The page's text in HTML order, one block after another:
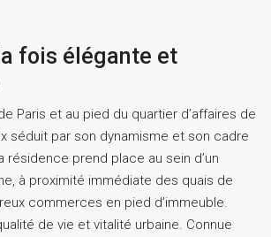
fois élégante et
Paris et au pied du quartier d’affaires de
séduit par son dynamisme et son cadre
résidence prend place au sein d’un
à proximité immédiate des quais de
commerces en pied d’immeuble.
de vie et vitalité urbaine. Connue